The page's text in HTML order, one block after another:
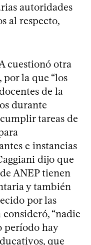
autoridades
al respecto,
cuestionó otra
la que “los
de la
durante
tareas de
e instancias
dijo que
ANEP tienen
y también
por las
consideró, “nadie
período hay
que